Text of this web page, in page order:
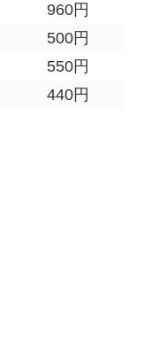
960円
500円
550円
440円